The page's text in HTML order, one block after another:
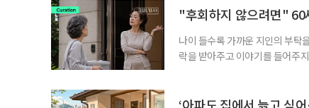
경험이 풍부한 고령자는 중요한
"후회하지 않으려면" 60
나이 들수록 가까운 지인의 부탁
락을 받아주고 이야기를 들어주
게 여기며, 거절하는 순간 태도를